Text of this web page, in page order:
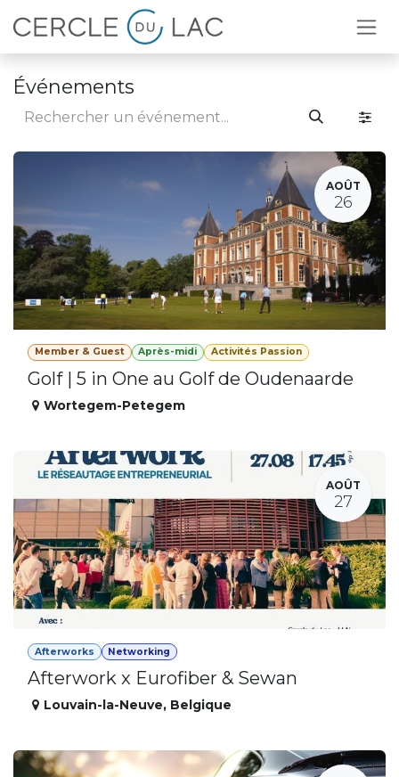
Se rendre au contenu
Événements
AOÛT
26
Member & Guest Après-midi Activités Passion
Golf | 5 in One au Golf de Oudenaarde
Wortegem-Petegem
AOÛT
27
Afterworks Networking
Afterwork x Eurofiber & Sewan
Louvain-la-Neuve, Belgique